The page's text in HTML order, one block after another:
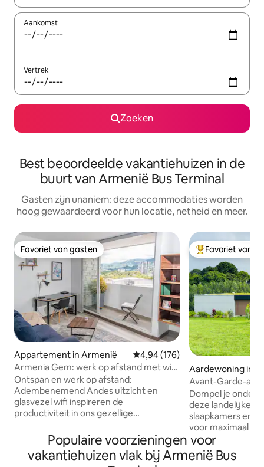
Aankomst
Vertrek
Zoeken
Best beoordeelde vakantiehuizen in de
buurt van Armenië Bus Terminal
Gasten zijn unaniem: deze accommodaties worden
hoog gewaardeerd voor hun locatie, netheid en meer.
Favoriet van gasten
Favoriet van gasten
Appartement in Armenië Gemiddelde beoordeling van
4,94 (176)
Armenia Gem: werk op afstand met wifi
en zwembad
Ontspan en werk op afstand:
Adembenemend Andes uitzicht en
glasvezel wifi inspireren de
productiviteit in ons gezellige
ontsnappingen op afstand! Ontdek met
Ease: op een steenworp afstand van
Fundadores Park, Parque De La Vida,
Topfavoriet van
Favoriet van
Aardewoning in
Avant-Garde-
Coffee Park
Dompel je onder
deze landelijke
slaapkamers en
voor maximaal 8
hart van de
Colombia, op
van Parque del
Populaire voorzieningen voor
vakantiehuizen vlak bij Armenië Bus